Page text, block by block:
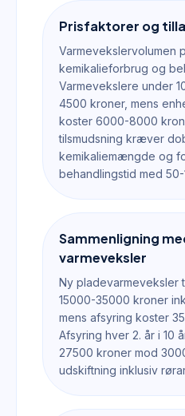
Prisfaktorer og
Varmevekslervolumen
kemikalieforbrug og
Varmevekslere under
4500 kroner, mens
koster 6000-8000
tilsmudsning kræver
kemikaliemængde og
behandlingstid med 50-
Sammenligning
varmeveksler
Ny pladevarmeveksler
15000-35000 kroner
mens afsyring koster
Afsyring hver 2. år i 10
27500 kroner mod
udskiftning inklusiv